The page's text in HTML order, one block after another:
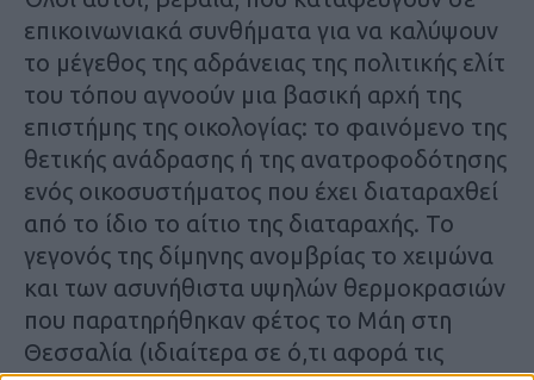
επικοινωνιακά συνθήματα για να καλύψουν
το μέγεθος της αδράνειας της πολιτικής ελίτ
του τόπου αγνοούν μια βασική αρχή της
επιστήμης της οικολογίας: το φαινόμενο της
θετικής ανάδρασης ή της ανατροφοδότησης
ενός οικοσυστήματος που έχει διαταραχθεί
από το ίδιο το αίτιο της διαταραχής. Το
γεγονός της δίμηνης ανομβρίας το χειμώνα
και των ασυνήθιστα υψηλών θερμοκρασιών
που παρατηρήθηκαν φέτος το Μάη στη
Θεσσαλία (ιδιαίτερα σε ό,τι αφορά τις